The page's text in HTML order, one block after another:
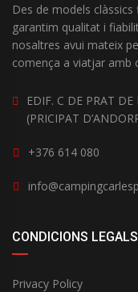
Des de models
garantim qualitat i
nosaltres avui mateix
comença a viatjar amb
EDIF. C DE PRAT
(PRICIPAT
+376 614 080
CONDICIONS LEGALS
Privacy Policy